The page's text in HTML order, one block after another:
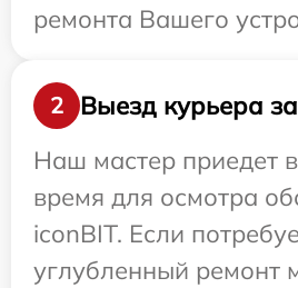
ремонта Вашего
2
Выезд курьера
Наш мастер приедет
время для осмотра
iconBIT. Если
углубленный ремонт